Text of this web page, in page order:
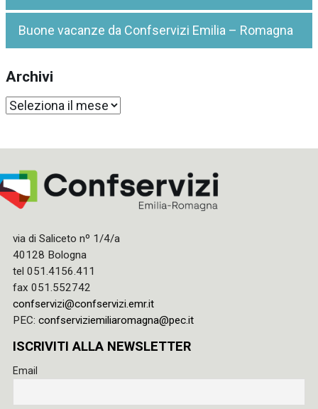
Buone vacanze da Confservizi Emilia – Romagna
Archivi
Archivi
via di Saliceto nº 1/4/a
40128 Bologna
tel 051.4156.411
fax 051.552742
confservizi@confservizi.emr.it
PEC: confserviziemiliaromagna@pec.it
ISCRIVITI ALLA NEWSLETTER
Email